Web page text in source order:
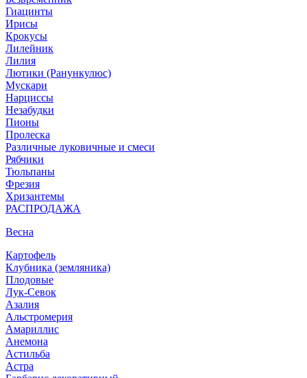
Гиацинты
Ирисы
Крокусы
Лилейник
Лилия
Лютики (Ранункулюс)
Мускари
Нарцисcы
Незабудки
Пионы
Пролеска
Различные луковичные и смеси
Рябчики
Тюльпаны
Фрезия
Хризантемы
РАСПРОДАЖА
Весна
Картофель
Клубника (земляника)
Плодовые
Лук-Севок
Азалия
Альстромерия
Амариллис
Анемона
Астильба
Астра